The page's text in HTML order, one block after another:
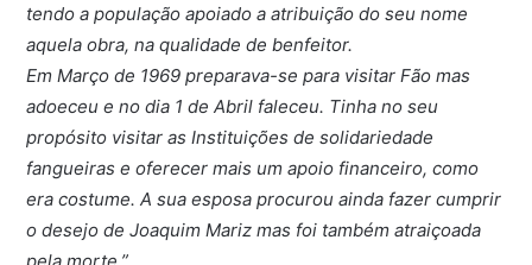
tendo a população apoiado a atribuição do seu nome
aquela obra, na qualidade de benfeitor.
Em Março de 1969 preparava-se para visitar Fão mas
adoeceu e no dia 1 de Abril faleceu. Tinha no seu
propósito visitar as Instituições de solidariedade
fangueiras e oferecer mais um apoio financeiro, como
era costume. A sua esposa procurou ainda fazer cumprir
o desejo de Joaquim Mariz mas foi também atraiçoada